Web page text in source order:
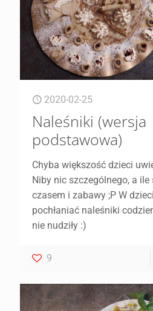
2020-02-25
Naleśniki (wersja
podstawowa)
Chyba większość dzieci
Niby nic szczególnego, a ile
czasem i zabawy ;P W
pochłaniać naleśniki
nie nudziły :)
9